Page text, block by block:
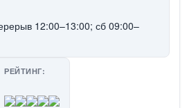
12:00–13:00; сб 09:00–
РЕЙТИНГ: